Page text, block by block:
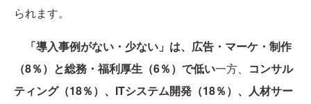
られます。
「導入事例がない・少ない」は、広告・マーケ・制作
（8％）と総務・福利厚生（6％）で低い一方、 コンサル
ティング（18％）、ITシステム開発（18％）、人材サー